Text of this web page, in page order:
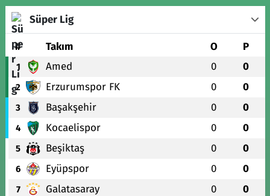
Süper Lig
# Takım O P
1 Amed 0 0
2 Erzurumspor FK 0 0
3 Başakşehir 0 0
4 Kocaelispor 0 0
5 Beşiktaş 0 0
6 Eyüpspor 0 0
7 Galatasaray 0 0